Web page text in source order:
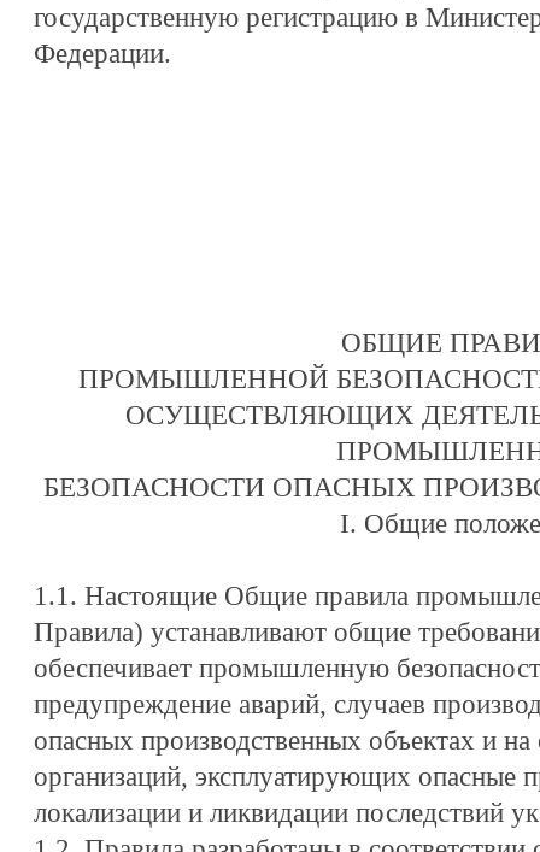
государственную регистрацию в
Федерации.
ОБЩИЕ
ПРОМЫШЛЕННОЙ
ОСУЩЕСТВЛЯЮЩИХ
БЕЗОПАСНОСТИ ОПАСНЫХ
I. Общие
1.1. Настоящие Общие правила
Правила) устанавливают общие
обеспечивает промышленную
предупреждение аварий, случаев
опасных производственных объектах и на
организаций, эксплуатирующих опасные
локализации и ликвидации последствий